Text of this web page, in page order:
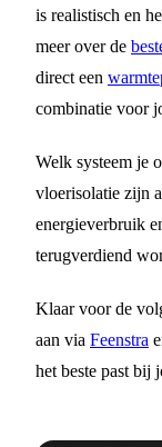
is realistisch en
meer over de
direct een
combinatie voor
Welk systeem je
vloerisolatie zijn
energieverbruik
terugverdiend
Klaar voor de
aan via Feenstra
het beste past bij